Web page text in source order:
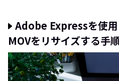
Adobe Expressを使
MOVをリサイズする手